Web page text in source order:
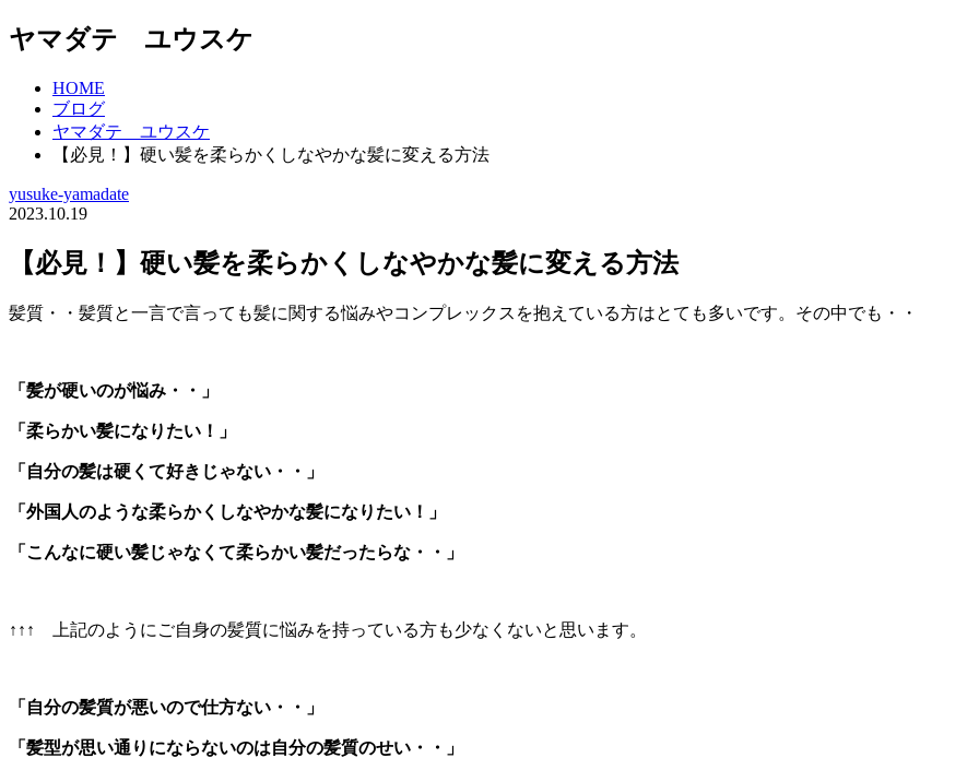
ヤマダテ ユウスケ
HOME
ブログ
ヤマダテ ユウスケ
【必見！】硬い髪を柔らかくしなやかな髪に変える方法
yusuke-yamadate
2023.10.19
【必見！】硬い髪を柔らかくしなやかな髪に変える方法
髪質・・髪質と一言で言っても髪に関する悩みやコンプレックスを抱えている方はとても多いです。その中でも・・
「髪が硬いのが悩み・・」
「柔らかい髪になりたい！」
「自分の髪は硬くて好きじゃない・・」
「外国人のような柔らかくしなやかな髪になりたい！」
「こんなに硬い髪じゃなくて柔らかい髪だったらな・・」
↑↑↑ 上記のようにご自身の髪質に悩みを持っている方も少なくないと思います。
「自分の髪質が悪いので仕方ない・・」
「髪型が思い通りにならないのは自分の髪質のせい・・」